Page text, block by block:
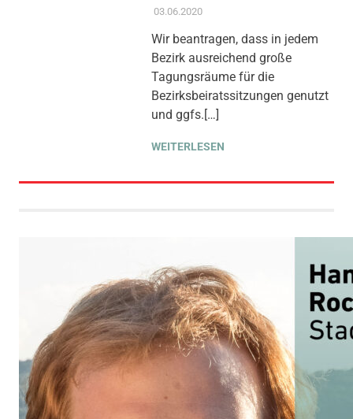
03.06.2020ADMIN
AKTUELLES
THEMEN,TRANSPARENZ &
BETEILIGUNG
Wir beantragen, dass in jedem
Bezirk ausreichend große
Tagungsräume für die
Bezirksbeiratssitzungen genutzt
und ggfs.[…]
WEITERLESEN